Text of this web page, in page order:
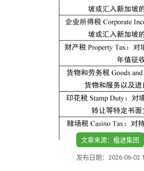
文章来源：楹进集团
发布日期：2026-06-02